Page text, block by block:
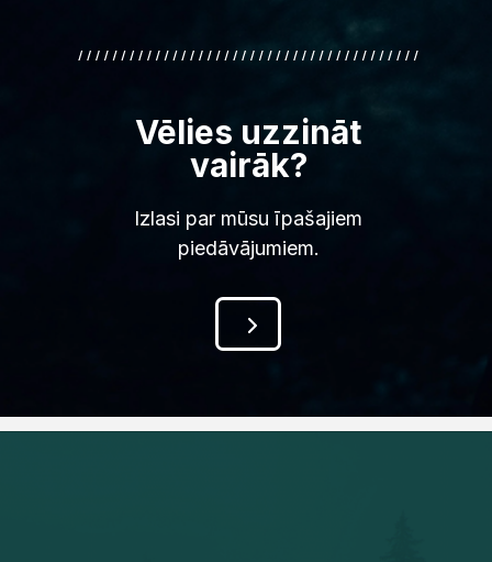
Vēlies uzzināt
vairāk?
Izlasi par mūsu īpašajiem
piedāvājumiem.